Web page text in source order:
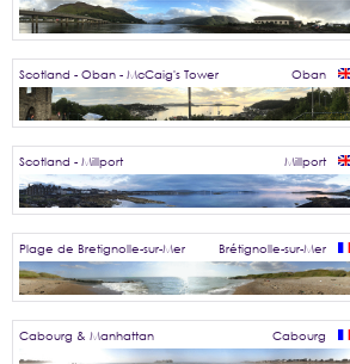
Scotland - Oban - McCaig's Tower Oban
Scotland - Millport Millport
Plage de Bretignolle-sur-Mer Brétignolle-sur-Mer
Cabourg & Manhattan Cabourg